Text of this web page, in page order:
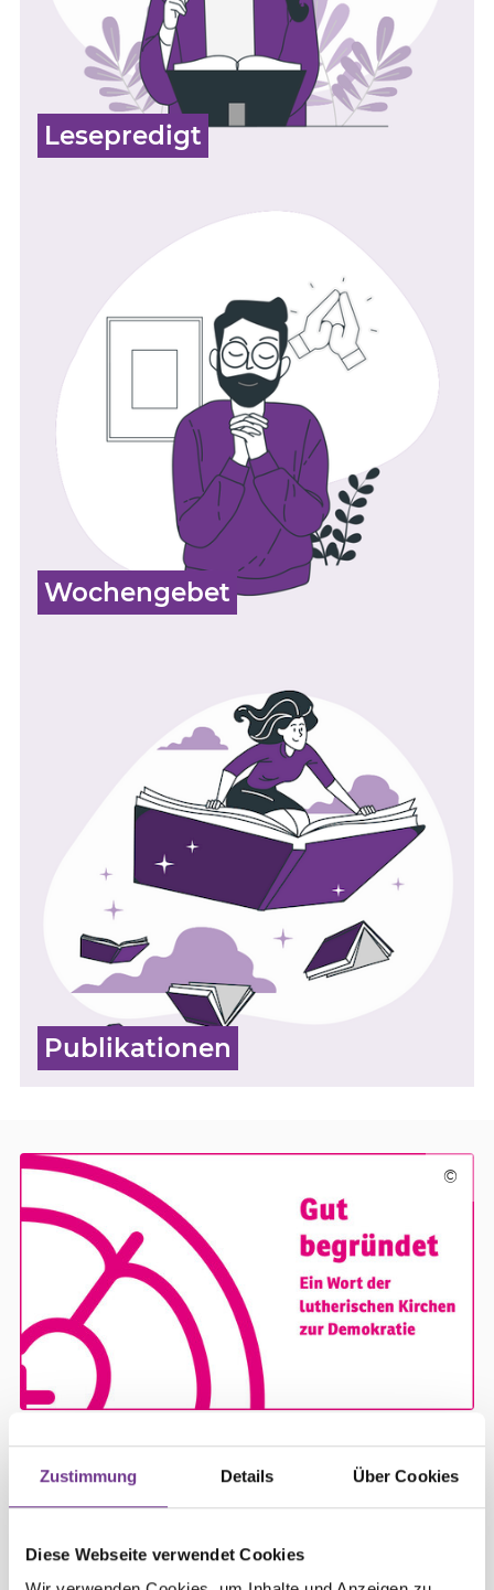
Zustimmung Details Über Cookies
Diese Webseite verwendet Cookies
Lesepredigt
Wochengebet
Publikationen
©
Demokratie ist nicht
selbstverständlich
Warum ist Demokratie aus christlicher Sicht mehr